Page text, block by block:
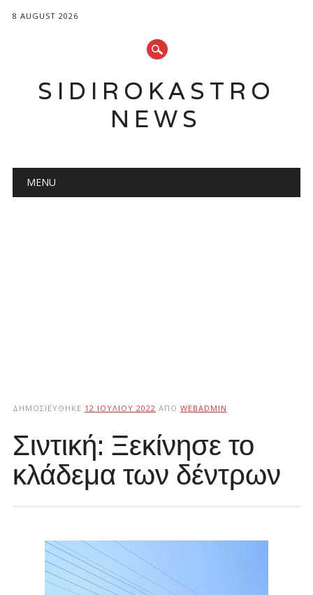
8 AUGUST 2026
SIDIROKASTRO
NEWS
Main menu
MENU
ΔΗΜΟΣΙΕΎΘΗΚΕ 12 ΙΟΥΛΊΟΥ 2022 ΑΠΌ WEBADMIN
Σιντική: Ξεκίνησε το
κλάδεμα των δέντρων